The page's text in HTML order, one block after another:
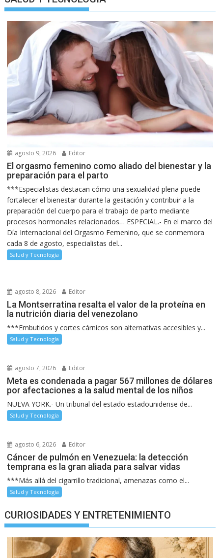
agosto 9, 2026 Editor
El orgasmo femenino como aliado del bienestar y la
preparación para el parto
***Especialistas destacan cómo una sexualidad plena puede
fortalecer el bienestar durante la gestación y contribuir a la
preparación del cuerpo para el trabajo de parto mediante
procesos hormonales relacionados… ESPECIAL.- En el marco del
Día Internacional del Orgasmo Femenino, que se conmemora
cada 8 de agosto, especialistas del...
Salud y Tecnología
agosto 8, 2026 Editor
La Montserratina resalta el valor de la proteína en
la nutrición diaria del venezolano
***Embutidos y cortes cárnicos son alternativas accesibles y...
Salud y Tecnología
agosto 7, 2026 Editor
Meta es condenada a pagar 567 millones de dólares
por afectaciones a la salud mental de los niños
NUEVA YORK.- Un tribunal del estado estadounidense de...
Salud y Tecnología
agosto 6, 2026 Editor
Cáncer de pulmón en Venezuela: la detección
temprana es la gran aliada para salvar vidas
***Más allá del cigarrillo tradicional, amenazas como el...
Salud y Tecnología
CURIOSIDADES Y ENTRETENIMIENTO